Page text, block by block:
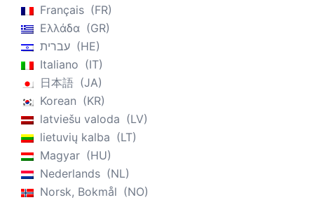
Français
FR
Ελλάδα
GR
עברית
HE
Italiano
IT
日本語
JA
Korean
KR
latviešu valoda
LV
lietuvių kalba
LT
Magyar
HU
Nederlands
NL
Norsk, Bokmål
NO